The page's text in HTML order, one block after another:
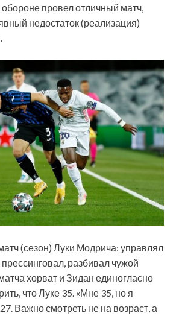
провел отличный матч,
недостаток (реализация)
(сезон) Луки Модрича: управлял
разбивал чужой
хорват и Зидан единогласно
что Луке 35. «Мне 35, но я
Важно смотреть не на возраст, а